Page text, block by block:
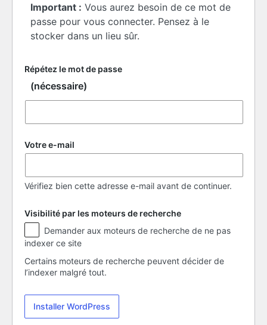
Important : Vous aurez besoin de ce mot de
passe pour vous connecter. Pensez à le
stocker dans un lieu sûr.
Répétez le mot de passe
(nécessaire)
Votre e-mail
Vérifiez bien cette adresse e-mail avant de continuer.
Visibilité par les moteurs de recherche
Visibilité
par
les
moteurs
de
indexer ce site
Certains moteurs de recherche peuvent décider de
l’indexer malgré tout.